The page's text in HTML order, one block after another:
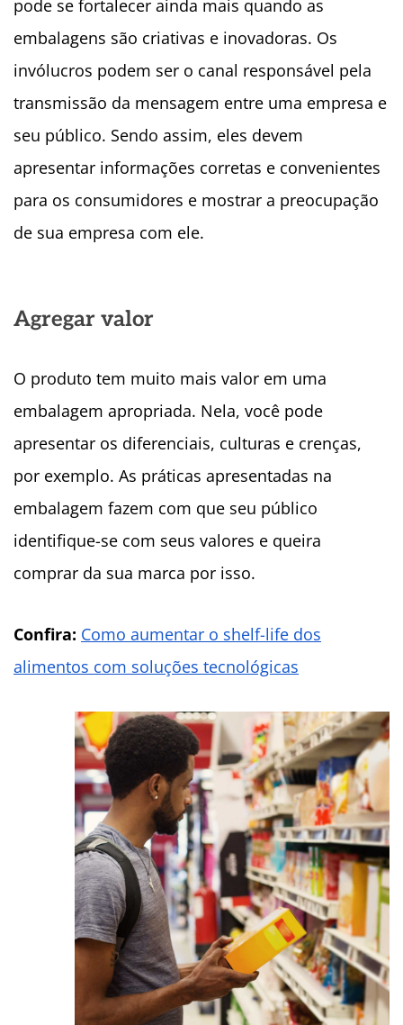
pode se fortalecer ainda mais quando as
embalagens são criativas e inovadoras. Os
invólucros podem ser o canal responsável pela
transmissão da mensagem entre uma empresa e
seu público. Sendo assim, eles devem
apresentar informações corretas e convenientes
para os consumidores e mostrar a preocupação
de sua empresa com ele.
Agregar valor
O produto tem muito mais valor em uma
embalagem apropriada. Nela, você pode
apresentar os diferenciais, culturas e crenças,
por exemplo. As práticas apresentadas na
embalagem fazem com que seu público
identifique-se com seus valores e queira
comprar da sua marca por isso.
Confira: Como aumentar o shelf-life dos
alimentos com soluções tecnológicas